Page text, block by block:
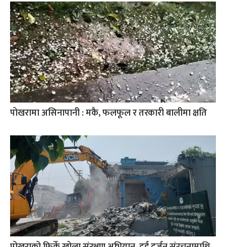
पोखरामा असिनापानी : मकै, फलफूल र तरकारी बालीमा क्षति